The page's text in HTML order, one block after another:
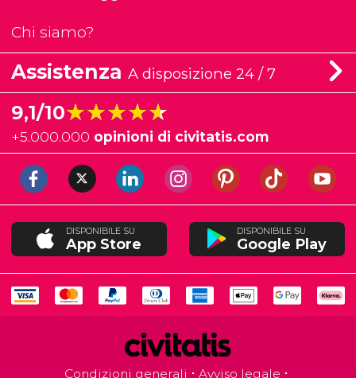
Chi siamo?
Assistenza A disposizione 24 / 7
9,1/10★★★★★
★★★★★
+5.000.000 opinioni di civitatis.com
DISPONIBILE SU
App Store
DISPONIBILE SU
Google Play
Condizioni generali Avviso legale